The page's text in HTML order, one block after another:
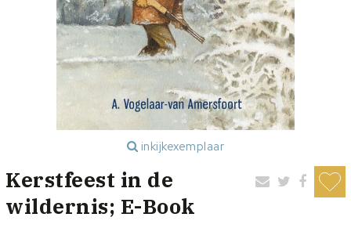
inkijkexemplaar
Kerstfeest in de
wildernis; E-Book